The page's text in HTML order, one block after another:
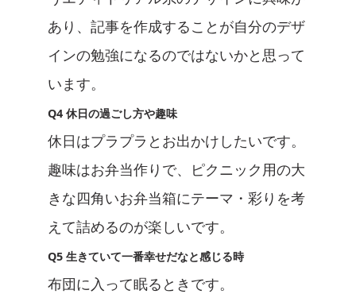
あり、記事を作成することが自分のデザ
インの勉強になるのではないかと思って
います。
Q4 休日の過ごし方や趣味
休日はプラプラとお出かけしたいです。
趣味はお弁当作りで、ピクニック用の大
きな四角いお弁当箱にテーマ・彩りを考
えて詰めるのが楽しいです。
Q5 生きていて一番幸せだなと感じる時
布団に入って眠るときです。